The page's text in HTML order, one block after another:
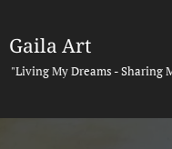
Gaila Art
"Living My Dreams - Sharing